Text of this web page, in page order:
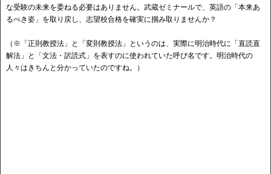
な受験の未来を委ねる必要はありません。武蔵ゼミナールで、英語の「本来あ
るべき姿」を取り戻し、志望校合格を確実に掴み取りませんか？
（※「正則教授法」と「変則教授法」というのは、実際に明治時代に「直読直
解法」と「文法・訳読式」を表すのに使われていた呼び名です。明治時代の
人々はきちんと分かっていたのですね。）